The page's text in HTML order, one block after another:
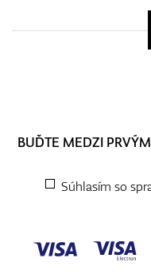
BUĎTE MEDZI
Súhlasím so